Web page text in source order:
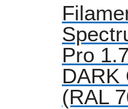
Pro
DARK
(RAL